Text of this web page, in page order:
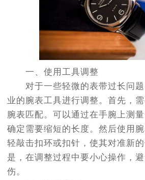
一、使用工具调整
对于一些轻微的表带过长问题
业的腕表工具进行调整。首先，
腕表匹配。可以通过在手腕上测
确定需要缩短的长度。然后使用
轻敲击扣环或扣针，使其对准新
是，在调整过程中要小心操作，
伤。